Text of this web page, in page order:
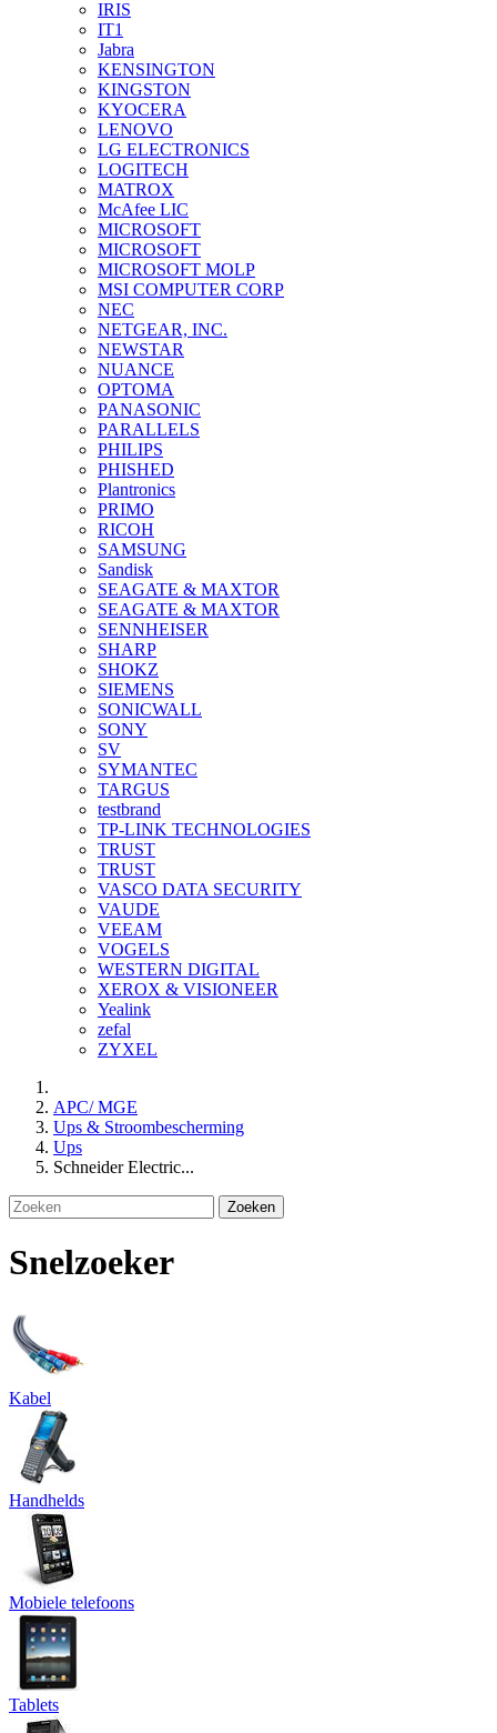
IRIS
IT1
Jabra
KENSINGTON
KINGSTON
KYOCERA
LENOVO
LG ELECTRONICS
LOGITECH
MATROX
McAfee LIC
MICROSOFT
MICROSOFT
MICROSOFT MOLP
MSI COMPUTER CORP
NEC
NETGEAR, INC.
NEWSTAR
NUANCE
OPTOMA
PANASONIC
PARALLELS
PHILIPS
PHISHED
Plantronics
PRIMO
RICOH
SAMSUNG
Sandisk
SEAGATE & MAXTOR
SEAGATE & MAXTOR
SENNHEISER
SHARP
SHOKZ
SIEMENS
SONICWALL
SONY
SV
SYMANTEC
TARGUS
testbrand
TP-LINK TECHNOLOGIES
TRUST
TRUST
VASCO DATA SECURITY
VAUDE
VEEAM
VOGELS
WESTERN DIGITAL
XEROX & VISIONEER
Yealink
zefal
ZYXEL
APC/ MGE
Ups & Stroombescherming
Ups
Schneider Electric...
Zoeken
Snelzoeker
Kabel
Handhelds
Mobiele telefoons
Tablets